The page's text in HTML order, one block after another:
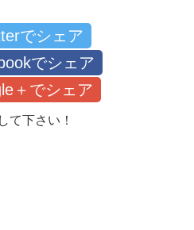
でシェア
でシェア
＋でシェア
て下さい！